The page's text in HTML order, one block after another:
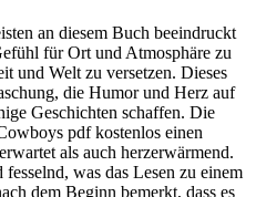
an diesem Buch beeindruckt
für Ort und Atmosphäre zu
und Welt zu versetzen. Dieses
die Humor und Herz auf
Geschichten schaffen. Die
pdf kostenlos einen
als auch herzerwärmend.
was das Lesen zu einem
dem Beginn bemerkt, dass es